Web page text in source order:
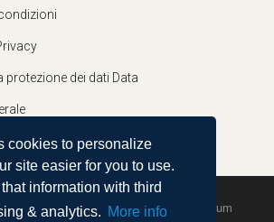
cookies to personalize
site easier for you to use.
information with third
& analytics. More info
protezione dei dati Data
Ullitravel |Sitemap| Powered by Agendum